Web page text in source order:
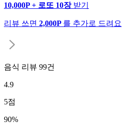
10,000P + 로또 10장 받기
리뷰 쓰면 2,000P 를 추가로 드려요
음식 리뷰 99건
4.9
5점
90%